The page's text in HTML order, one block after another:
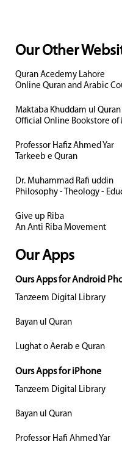
Our Other
Quran Acedemy Lahore
Online Quran and Arabic
Maktaba Khuddam ul Quran
Official Online Bookstore of
Professor Hafiz Ahmed Yar
Tarkeeb e Quran
Dr. Muhammad Rafi uddin
Philosophy - Theology -
Give up Riba
An Anti Riba Movement
Our Apps
Ours Apps for Android
Tanzeem Digital Library
Bayan ul Quran
Lughat o Aerab e Quran
Ours Apps for iPhone
Tanzeem Digital Library
Bayan ul Quran
Professor Hafi Ahmed Yar